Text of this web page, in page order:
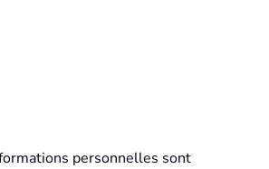
personnelles sont